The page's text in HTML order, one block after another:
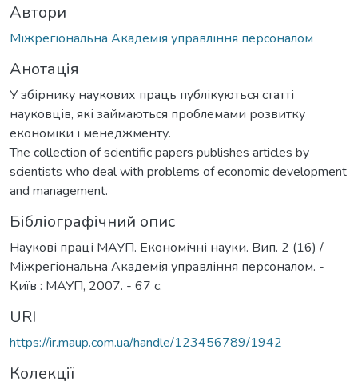
Автори
Міжрегіональна Академія управління персоналом
Анотація
У збірнику наукових праць публікуються статті
науковців, які займаються проблемами розвитку
економіки і менеджменту.
The collection of scientific papers publishes articles by
scientists who deal with problems of economic development
and management.
Бібліографічний опис
Наукові праці МАУП. Економічні науки. Вип. 2 (16) /
Міжрегіональна Академія управління персоналом. -
Київ : МАУП, 2007. - 67 с.
URI
https://ir.maup.com.ua/handle/123456789/1942
Колекції